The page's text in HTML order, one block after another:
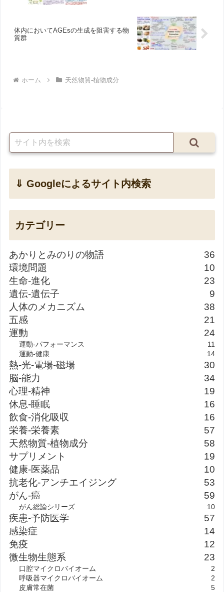
体内においてAGEsの生成を阻害する物
質群
ホーム 天然物質-植物成分
⇓ Googleによるサイト内検索
カテゴリー
あかりとみのりの物語
36
環境問題
10
生命-進化
23
遺伝-遺伝子
9
人体のメカニズム
38
五感
21
運動
24
運動-パフォーマンス
11
運動-健康
14
熱-光-電場-磁場
30
脳-能力
34
心理-精神
19
休息-睡眠
16
飲食-消化吸収
16
栄養-栄養素
57
天然物質-植物成分
58
サプリメント
19
健康-医薬品
10
抗老化-アンチエイジング
53
がん-癌
59
がん総論シリーズ 10
疾患-予防医学
57
感染症
14
免疫
12
微生物生態系
23
口腔マイクロバイオーム
2
呼吸器マイクロバイオーム
2
皮膚常在菌
5